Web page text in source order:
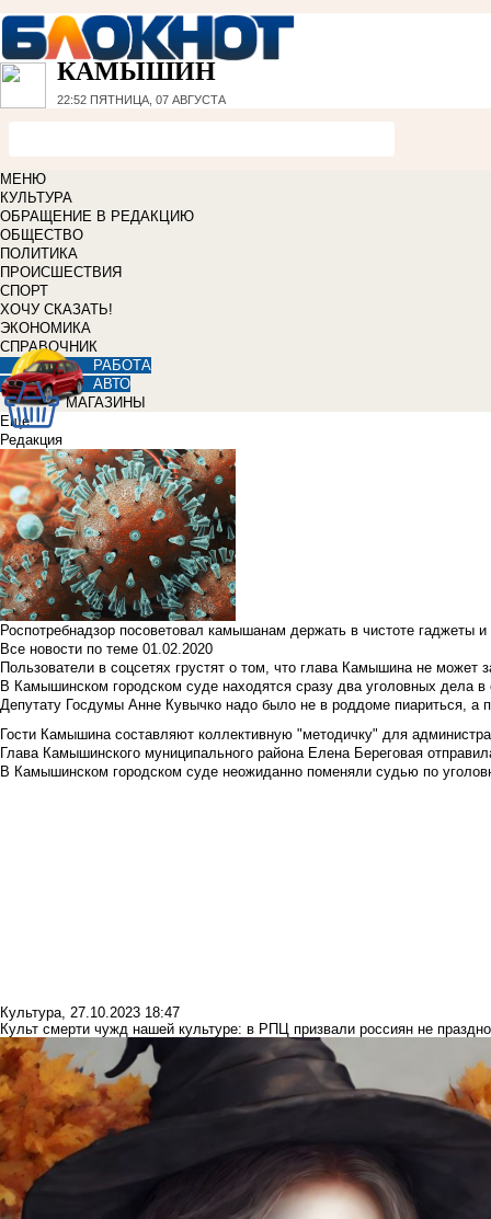
КАМЫШИН
22:52 ПЯТНИЦА, 07 АВГУСТА
МЕНЮ
КУЛЬТУРА
ОБРАЩЕНИЕ В РЕДАКЦИЮ
ОБЩЕСТВО
ПОЛИТИКА
ПРОИСШЕСТВИЯ
СПОРТ
ХОЧУ СКАЗАТЬ!
ЭКОНОМИКА
СПРАВОЧНИК
РАБОТА
АВТО
МАГАЗИНЫ
Еще
Редакция
Роспотребнадзор посоветовал камышанам держать в чистоте гаджеты
Все новости по теме 01.02.2020
Пользователи в соцсетях грустят о том, что глава Камышина не может
В Камышинском городском суде находятся сразу два уголовных дела
Депутату Госдумы Анне Кувычко надо было не в роддоме пиариться, а
Гости Камышина составляют коллективную "методичку" для
Глава Камышинского муниципального района Елена Береговая
В Камышинском городском суде неожиданно поменяли судью по
Культура, 27.10.2023 18:47
Культ смерти чужд нашей культуре: в РПЦ призвали россиян не